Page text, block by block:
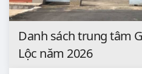
Danh sách trung tâm
Lộc năm 2026